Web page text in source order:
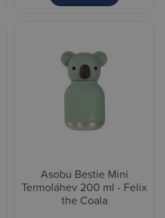
Asobu Bestie Mini
Termoláhev 200 ml - Felix
the Coala